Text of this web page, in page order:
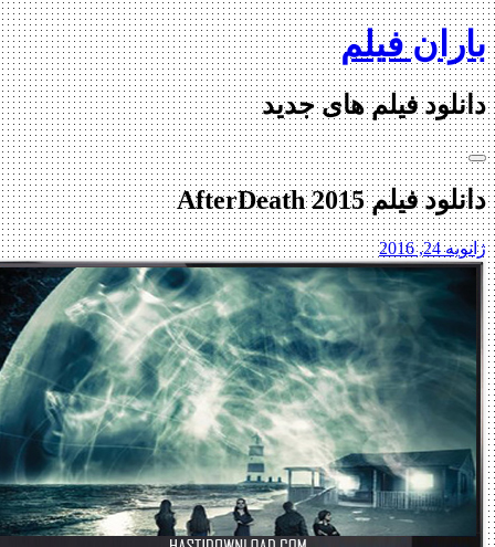
Skip
to
content
باران فیلم
دانلود فیلم های جدید
دانلود فیلم AfterDeath 2015
ژانویه 24, 2016